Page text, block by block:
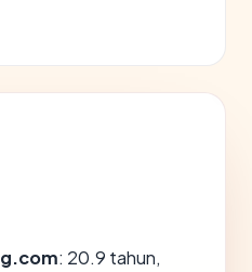
: 20.9 tahun,